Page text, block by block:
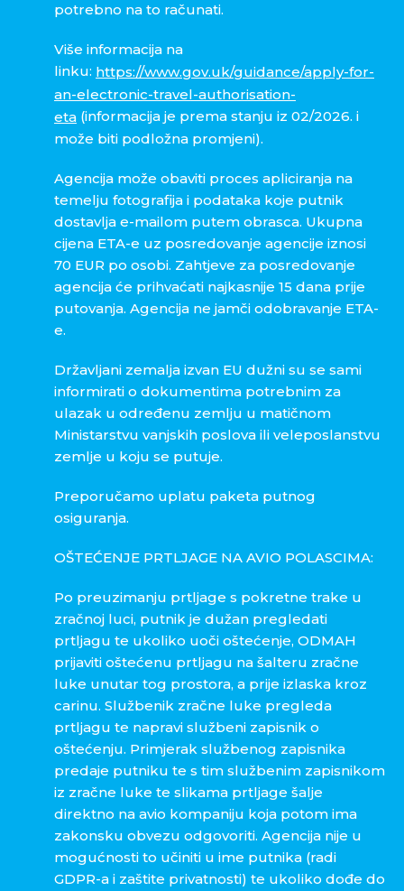
potrebno na to računati.
Više informacija na
linku: https://www.gov.uk/guidance/apply-for-
an-electronic-travel-authorisation-
eta (informacija je prema stanju iz 02/2026. i
može biti podložna promjeni).
Agencija može obaviti proces apliciranja na
temelju fotografija i podataka koje putnik
dostavlja e-mailom putem obrasca. Ukupna
cijena ETA-e uz posredovanje agencije iznosi
70 EUR po osobi. Zahtjeve za posredovanje
agencija će prihvaćati najkasnije 15 dana prije
putovanja. Agencija ne jamči odobravanje ETA-
e.
Državljani zemalja izvan EU dužni su se sami
informirati o dokumentima potrebnim za
ulazak u određenu zemlju u matičnom
Ministarstvu vanjskih poslova ili veleposlanstvu
zemlje u koju se putuje.
Preporučamo uplatu paketa putnog
osiguranja.
OŠTEĆENJE PRTLJAGE NA AVIO POLASCIMA:
Po preuzimanju prtljage s pokretne trake u
zračnoj luci, putnik je dužan pregledati
prtljagu te ukoliko uoči oštećenje, ODMAH
prijaviti oštećenu prtljagu na šalteru zračne
luke unutar tog prostora, a prije izlaska kroz
carinu. Službenik zračne luke pregleda
prtljagu te napravi službeni zapisnik o
oštećenju. Primjerak službenog zapisnika
predaje putniku te s tim službenim zapisnikom
iz zračne luke te slikama prtljage šalje
direktno na avio kompaniju koja potom ima
zakonsku obvezu odgovoriti. Agencija nije u
mogućnosti to učiniti u ime putnika (radi
GDPR-a i zaštite privatnosti) te ukoliko dođe do